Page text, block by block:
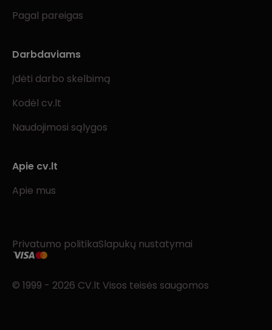
Pagal pareigas
Darbdaviams
Įdėti darbo skelbimą
Kodėl cv.lt
Naudojimosi sąlygos
Apie cv.lt
Apie mus
Privatumo politikaSlapukų nustatymai
© 1999 - 2026 CV.lt Visos teisės saugomos